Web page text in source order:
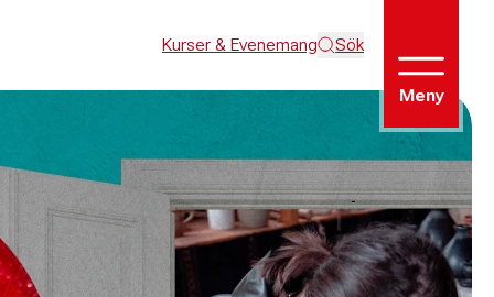
Kurser & Evenemang Sök
Meny